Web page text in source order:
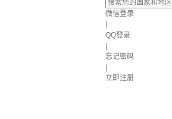
微信登录
QQ登录
忘记密码
立即注册